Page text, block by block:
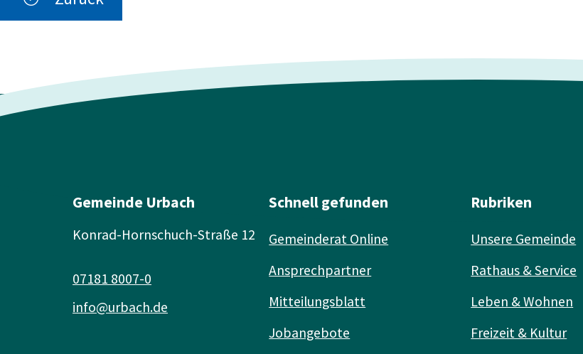
Gemeinde Urbach
Konrad-Hornschuch-Straße 12
info@urbach.de
07181 8007-0
Schnell gefunden
Gemeinderat Online
Ansprechpartner
Mitteilungsblatt
Jobangebote
Rubriken
Unsere Gemeinde
Rathaus & Service
Leben & Wohnen
Freizeit & Kultur